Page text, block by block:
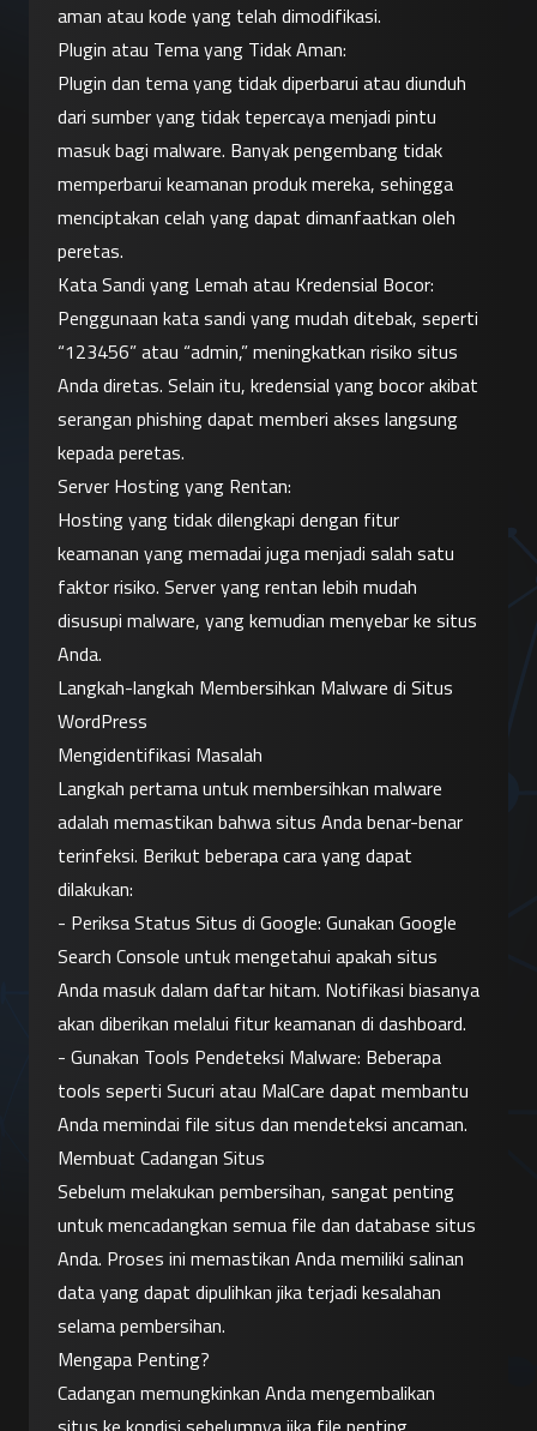
aman atau kode yang telah dimodifikasi.
Plugin atau Tema yang Tidak Aman:
Plugin dan tema yang tidak diperbarui atau diunduh
dari sumber yang tidak tepercaya menjadi pintu
masuk bagi malware. Banyak pengembang tidak
memperbarui keamanan produk mereka, sehingga
menciptakan celah yang dapat dimanfaatkan oleh
peretas.
Kata Sandi yang Lemah atau Kredensial Bocor:
Penggunaan kata sandi yang mudah ditebak, seperti
“123456” atau “admin,” meningkatkan risiko situs
Anda diretas. Selain itu, kredensial yang bocor akibat
serangan phishing dapat memberi akses langsung
kepada peretas.
Server Hosting yang Rentan:
Hosting yang tidak dilengkapi dengan fitur
keamanan yang memadai juga menjadi salah satu
faktor risiko. Server yang rentan lebih mudah
disusupi malware, yang kemudian menyebar ke situs
Anda.
Langkah-langkah Membersihkan Malware di Situs
WordPress
Mengidentifikasi Masalah
Langkah pertama untuk membersihkan malware
adalah memastikan bahwa situs Anda benar-benar
terinfeksi. Berikut beberapa cara yang dapat
dilakukan:
- Periksa Status Situs di Google: Gunakan Google
Search Console untuk mengetahui apakah situs
Anda masuk dalam daftar hitam. Notifikasi biasanya
akan diberikan melalui fitur keamanan di dashboard.
- Gunakan Tools Pendeteksi Malware: Beberapa
tools seperti Sucuri atau MalCare dapat membantu
Anda memindai file situs dan mendeteksi ancaman.
Membuat Cadangan Situs
Sebelum melakukan pembersihan, sangat penting
untuk mencadangkan semua file dan database situs
Anda. Proses ini memastikan Anda memiliki salinan
data yang dapat dipulihkan jika terjadi kesalahan
selama pembersihan.
Mengapa Penting?
Cadangan memungkinkan Anda mengembalikan